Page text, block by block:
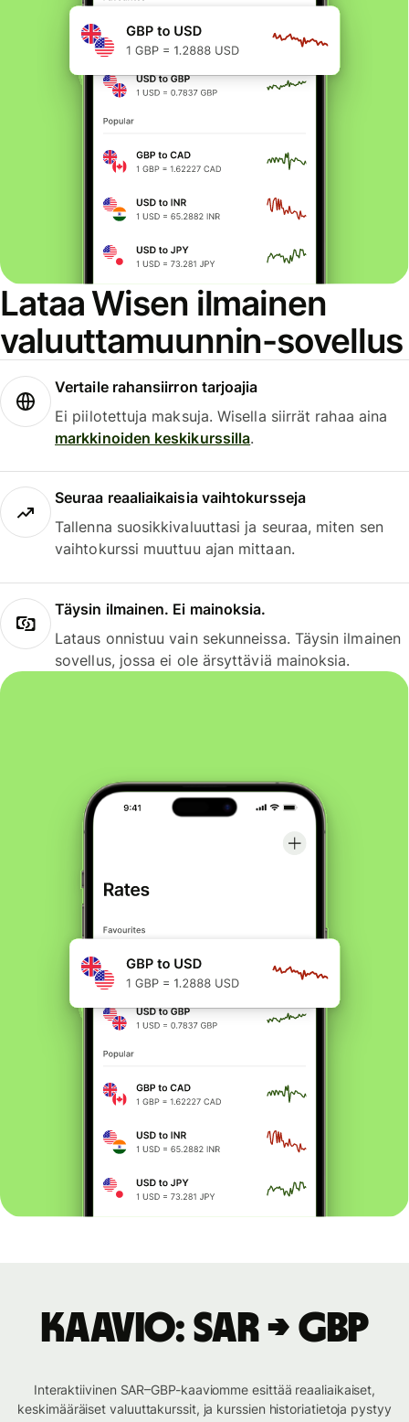
Lataa Wisen ilmainen
valuuttamuunnin-sovellus
Vertaile rahansiirron tarjoajia
Ei piilotettuja maksuja. Wisella siirrät rahaa aina
markkinoiden keskikurssilla.
Seuraa reaaliaikaisia vaihtokursseja
Tallenna suosikkivaluuttasi ja seuraa, miten sen
vaihtokurssi muuttuu ajan mittaan.
Täysin ilmainen. Ei mainoksia.
Lataus onnistuu vain sekunneissa. Täysin ilmainen
sovellus, jossa ei ole ärsyttäviä mainoksia.
Kaavio: SAR → GBP
Interaktiivinen SAR–GBP-kaaviomme esittää reaaliaikaiset,
keskimääräiset valuuttakurssit, ja kurssien historiatietoja pystyy